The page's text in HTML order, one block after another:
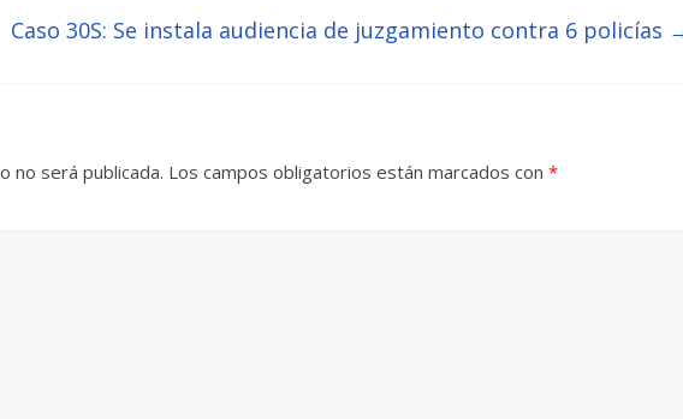
Caso 30S: Se instala audiencia de juzgamiento contra 6 policías
no será publicada. Los campos obligatorios están marcados con *